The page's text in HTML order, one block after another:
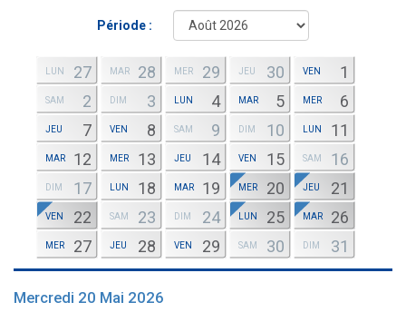
Période :
LUN 27 MAR 28 MER 29 JEU 30 VEN 1
SAM 2 DIM 3 LUN 4 MAR 5 MER 6
JEU 7 VEN 8 SAM 9 DIM 10 LUN 11
MAR 12 MER 13 JEU 14 VEN 15 SAM 16
DIM 17 LUN 18 MAR 19 MER 20 JEU 21
VEN 22 SAM 23 DIM 24 LUN 25 MAR 26
MER 27 JEU 28 VEN 29 SAM 30 DIM 31
Mercredi 20 Mai 2026